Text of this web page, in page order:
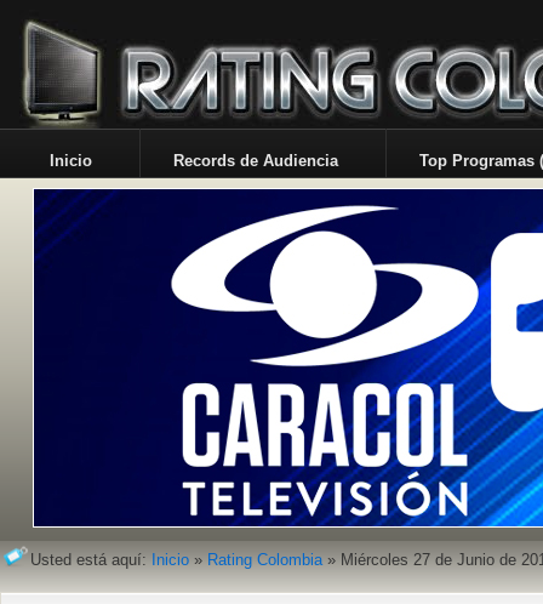
Inicio Records de Audiencia Top Programas
Usted está aquí: Inicio » Rating Colombia» Miércoles 27 de Junio de